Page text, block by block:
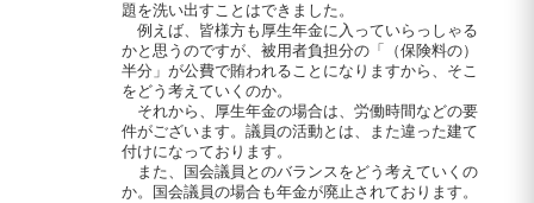
題を洗い出すことはできました。
例えば、皆様方も厚生年金に入っていらっしゃる
かと思うのですが、被用者負担分の「（保険料の）
半分」が公費で賄われることになりますから、そこ
をどう考えていくのか。
それから、厚生年金の場合は、労働時間などの要
件がございます。議員の活動とは、また違った建て
付けになっております。
また、国会議員とのバランスをどう考えていくの
か。国会議員の場合も年金が廃止されております。